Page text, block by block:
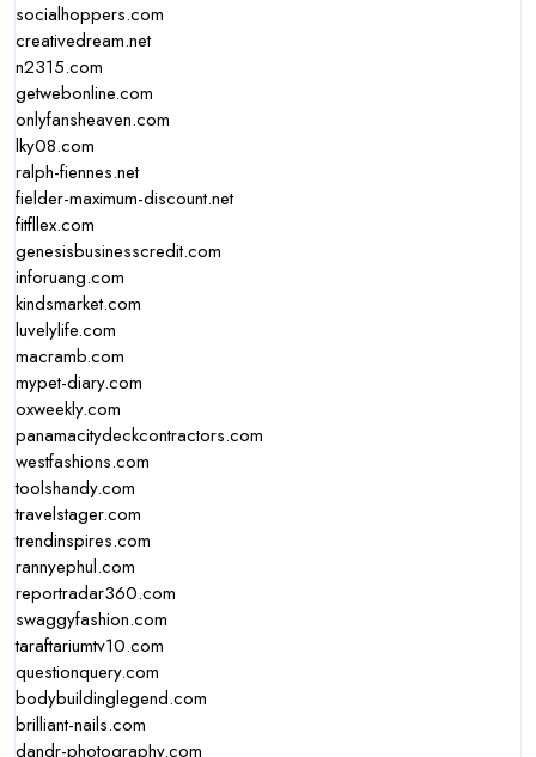
socialhoppers.com
creativedream.net
n2315.com
getwebonline.com
onlyfansheaven.com
lky08.com
ralph-fiennes.net
fielder-maximum-discount.net
fitfllex.com
genesisbusinesscredit.com
inforuang.com
kindsmarket.com
luvelylife.com
macramb.com
mypet-diary.com
oxweekly.com
panamacitydeckcontractors.com
westfashions.com
toolshandy.com
travelstager.com
trendinspires.com
rannyephul.com
reportradar360.com
swaggyfashion.com
taraftariumtv10.com
questionquery.com
bodybuildinglegend.com
brilliant-nails.com
dandr-photography.com